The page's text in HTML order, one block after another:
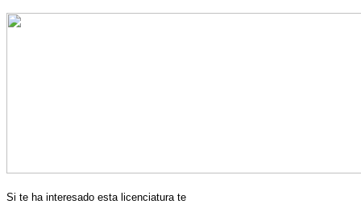
Si te ha interesado esta licenciatura te